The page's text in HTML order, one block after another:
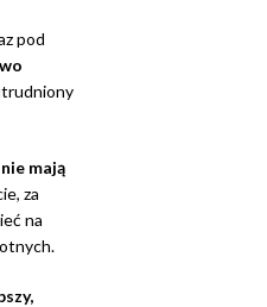
pod
nie mają
za
na